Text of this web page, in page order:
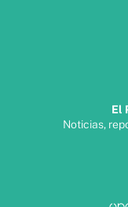
El
Noticias,